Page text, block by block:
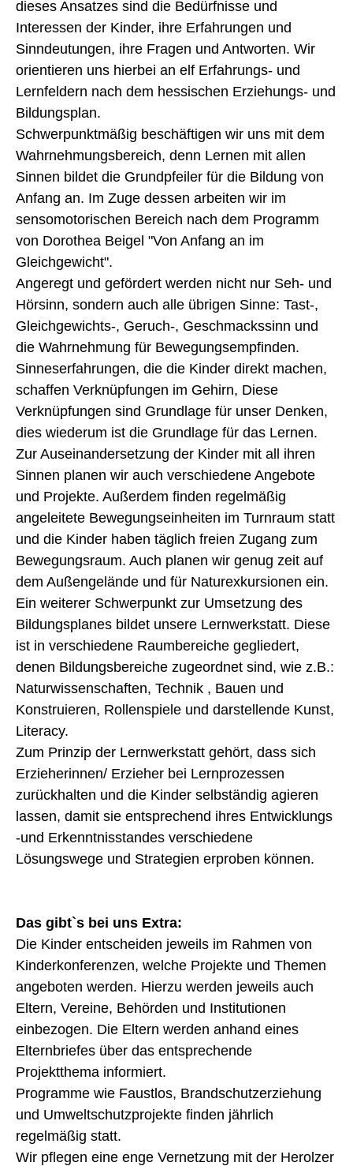
dieses Ansatzes sind die Bedürfnisse und
Interessen der Kinder, ihre Erfahrungen und
Sinndeutungen, ihre Fragen und Antworten. Wir
orientieren uns hierbei an elf Erfahrungs- und
Lernfeldern nach dem hessischen Erziehungs- und
Bildungsplan.
Schwerpunktmäßig beschäftigen wir uns mit dem
Wahrnehmungsbereich, denn Lernen mit allen
Sinnen bildet die Grundpfeiler für die Bildung von
Anfang an. Im Zuge dessen arbeiten wir im
sensomotorischen Bereich nach dem Programm
von Dorothea Beigel "Von Anfang an im
Gleichgewicht".
Angeregt und gefördert werden nicht nur Seh- und
Hörsinn, sondern auch alle übrigen Sinne: Tast-,
Gleichgewichts-, Geruch-, Geschmackssinn und
die Wahrnehmung für Bewegungsempfinden.
Sinneserfahrungen, die die Kinder direkt machen,
schaffen Verknüpfungen im Gehirn, Diese
Verknüpfungen sind Grundlage für unser Denken,
dies wiederum ist die Grundlage für das Lernen.
Zur Auseinandersetzung der Kinder mit all ihren
Sinnen planen wir auch verschiedene Angebote
und Projekte. Außerdem finden regelmäßig
angeleitete Bewegungseinheiten im Turnraum statt
und die Kinder haben täglich freien Zugang zum
Bewegungsraum. Auch planen wir genug zeit auf
dem Außengelände und für Naturexkursionen ein.
Ein weiterer Schwerpunkt zur Umsetzung des
Bildungsplanes bildet unsere Lernwerkstatt. Diese
ist in verschiedene Raumbereiche gegliedert,
denen Bildungsbereiche zugeordnet sind, wie z.B.:
Naturwissenschaften, Technik , Bauen und
Konstruieren, Rollenspiele und darstellende Kunst,
Literacy.
Zum Prinzip der Lernwerkstatt gehört, dass sich
Erzieherinnen/ Erzieher bei Lernprozessen
zurückhalten und die Kinder selbständig agieren
lassen, damit sie entsprechend ihres Entwicklungs
-und Erkenntnisstandes verschiedene
Lösungswege und Strategien erproben können.
Das gibt`s bei uns Extra:
Die Kinder entscheiden jeweils im Rahmen von
Kinderkonferenzen, welche Projekte und Themen
angeboten werden. Hierzu werden jeweils auch
Eltern, Vereine, Behörden und Institutionen
einbezogen. Die Eltern werden anhand eines
Elternbriefes über das entsprechende
Projektthema informiert.
Programme wie Faustlos, Brandschutzerziehung
und Umweltschutzprojekte finden jährlich
regelmäßig statt.
Wir pflegen eine enge Vernetzung mit der Herolzer